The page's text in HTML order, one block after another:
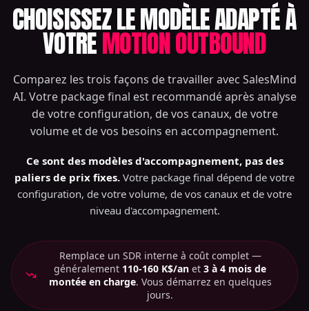
CHOISISSEZ LE MODÈLE ADAPTÉ À
VOTREMOTION OUTBOUND
Comparez les trois façons de travailler avec SalesMind
AI. Votre package final est recommandé après analyse
de votre configuration, de vos canaux, de votre
volume et de vos besoins en accompagnement.
Ce sont des modèles d'accompagnement, pas des
paliers de prix fixes. Votre package final dépend de votre
configuration, de votre volume, de vos canaux et de votre
niveau d'accompagnement.
Remplace un SDR interne à coût complet —
généralement 110-160 K$/an et 3 à 4 mois de
montée en charge. Vous démarrez en quelques
jours.